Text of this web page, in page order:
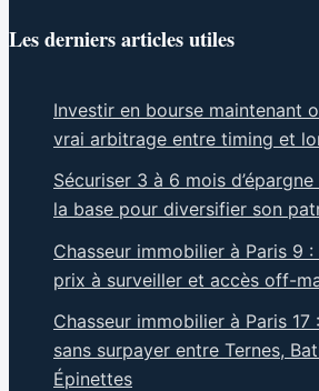
Les derniers articles utiles
Investir en bourse maintenant
vrai arbitrage entre timing et
Sécuriser 3 à 6 mois
la base pour diversifier son
Chasseur immobilier à Paris 9
prix à surveiller et accès off-
Chasseur immobilier à Paris
sans surpayer entre Ternes,
Épinettes